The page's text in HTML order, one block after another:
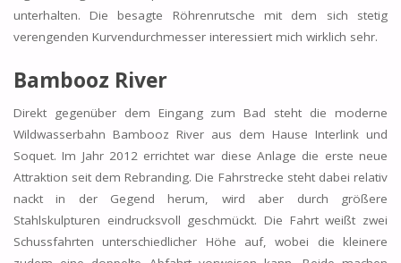
unterhalten. Die besagte Röhrenrutsche mit dem sich stetig
verengenden Kurvendurchmesser interessiert mich wirklich sehr.
Bambooz River
Direkt gegenüber dem Eingang zum Bad steht die moderne
Wildwasserbahn Bambooz River aus dem Hause Interlink und
Soquet. Im Jahr 2012 errichtet war diese Anlage die erste neue
Attraktion seit dem Rebranding. Die Fahrstrecke steht dabei relativ
nackt in der Gegend herum, wird aber durch größere
Stahlskulpturen eindrucksvoll geschmückt. Die Fahrt weißt zwei
Schussfahrten unterschiedlicher Höhe auf, wobei die kleinere